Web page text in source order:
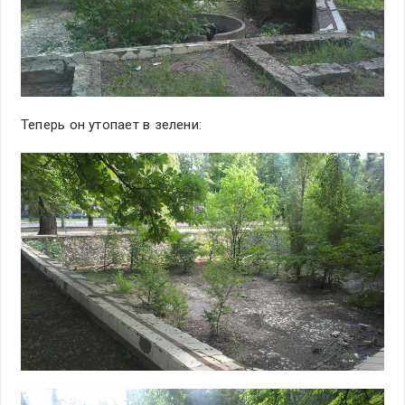
Теперь он утопает в зелени: